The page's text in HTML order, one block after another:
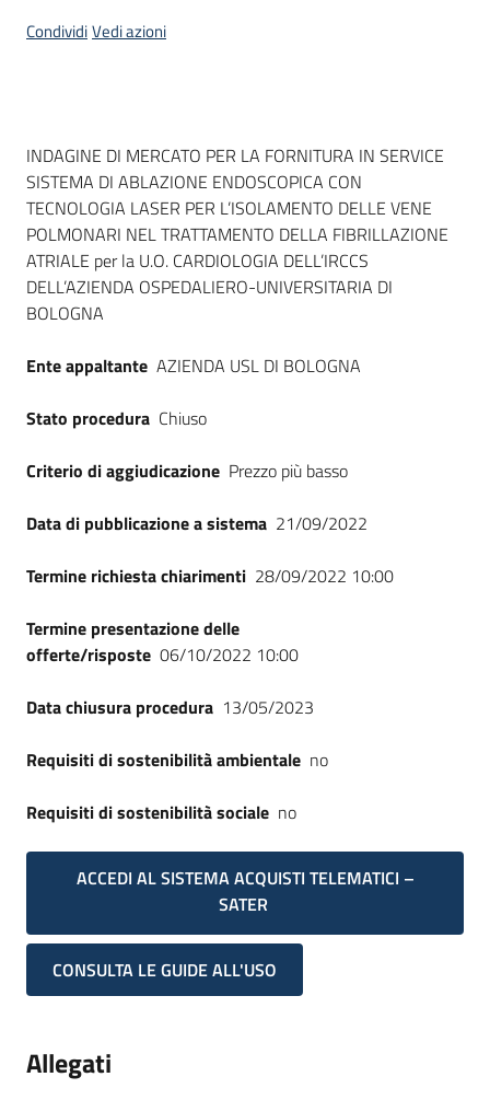
CondividiVedi azioni
Dati del bando
INDAGINE DI MERCATO PER LA FORNITURA IN SERVICE
SISTEMA DI ABLAZIONE ENDOSCOPICA CON
TECNOLOGIA LASER PER L’ISOLAMENTO DELLE VENE
POLMONARI NEL TRATTAMENTO DELLA FIBRILLAZIONE
ATRIALE per la U.O. CARDIOLOGIA DELL’IRCCS
DELL’AZIENDA OSPEDALIERO-UNIVERSITARIA DI
BOLOGNA
Ente appaltante AZIENDA USL DI BOLOGNA
Stato procedura Chiuso
Criterio di aggiudicazione Prezzo più basso
Data di pubblicazione a sistema 21/09/2022
Termine richiesta chiarimenti 28/09/2022 10:00
Termine presentazione delle
offerte/risposte 06/10/2022 10:00
Data chiusura procedura 13/05/2023
Requisiti di sostenibilità ambientale no
Requisiti di sostenibilità sociale no
ACCEDI AL SISTEMA ACQUISTI TELEMATICI –
SATER
CONSULTA LE GUIDE ALL'USO
Allegati